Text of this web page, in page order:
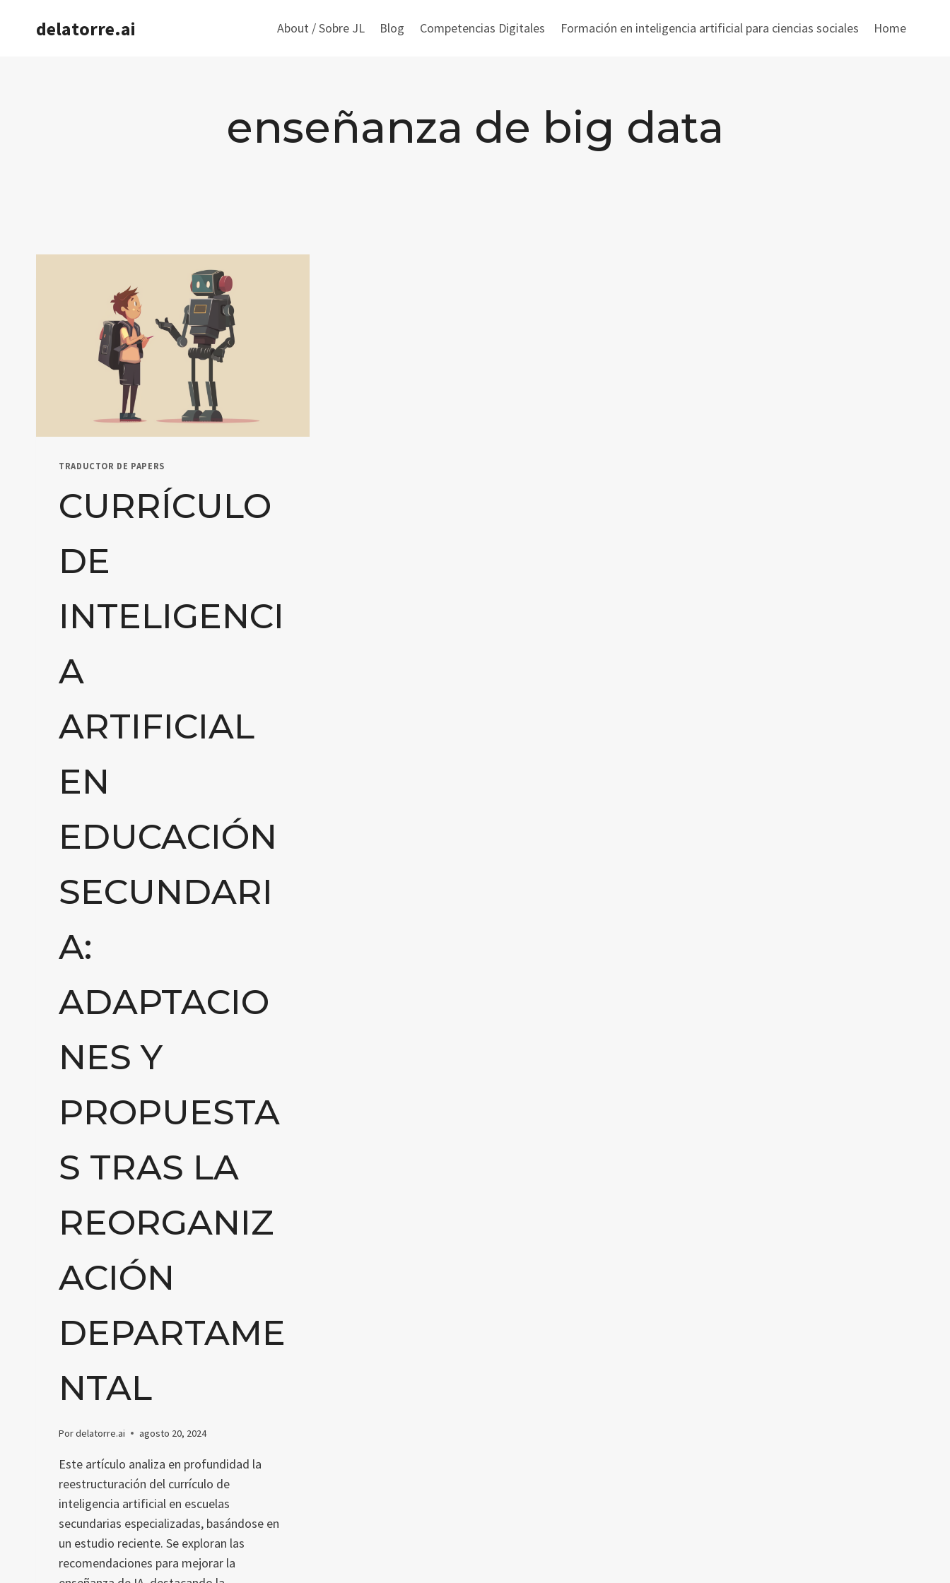
delatorre.ai About / Sobre JL Blog Competencias Digitales Formación en inteligencia artificial para ciencias sociales Home
enseñanza de big data
TRADUCTOR DE PAPERS
CURRÍCULO
DE
INTELIGENCI
A
ARTIFICIAL
EN
EDUCACIÓN
SECUNDARI
A:
ADAPTACIO
NES Y
PROPUESTA
S TRAS LA
REORGANIZ
ACIÓN
DEPARTAME
NTAL
Pordelatorre.ai agosto 20, 2024
Este artículo analiza en profundidad la
reestructuración del currículo de
inteligencia artificial en escuelas
secundarias especializadas, basándose en
un estudio reciente. Se exploran las
recomendaciones para mejorar la